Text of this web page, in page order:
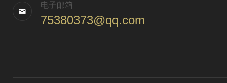
电子邮箱
75380373@qq.com